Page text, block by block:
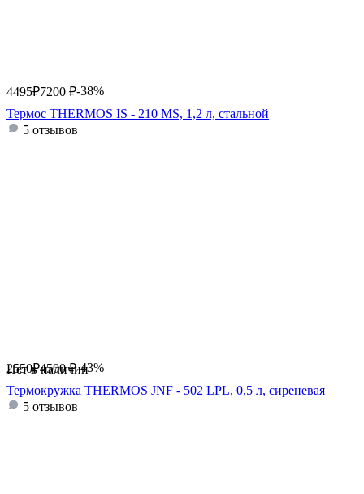
4495₽7200 ₽-38%
Термос THERMOS IS - 210 MS, 1,2 л, стальной
5 отзывов
Нет в наличии
2550₽4500 ₽-43%
Термокружка THERMOS JNF - 502 LPL, 0,5 л, сиреневая
5 отзывов